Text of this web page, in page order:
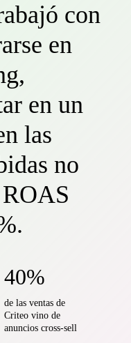
con
en
en un
las
no
40%
de las ventas de
Criteo vino de
anuncios cross-sell